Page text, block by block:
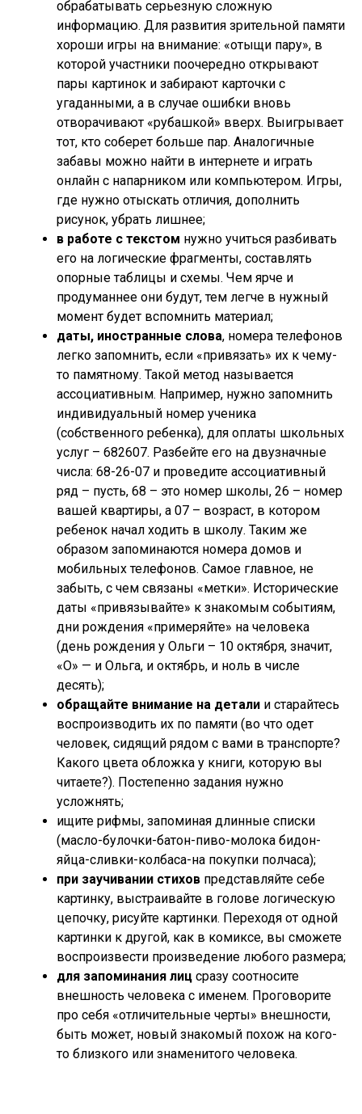
обрабатывать серьезную сложную
информацию. Для развития зрительной памяти
хороши игры на внимание: «отыщи пару», в
которой участники поочередно открывают
пары картинок и забирают карточки с
угаданными, а в случае ошибки вновь
отворачивают «рубашкой» вверх. Выигрывает
тот, кто соберет больше пар. Аналогичные
забавы можно найти в интернете и играть
онлайн с напарником или компьютером. Игры,
где нужно отыскать отличия, дополнить
рисунок, убрать лишнее;
в работе с текстом нужно учиться разбивать
его на логические фрагменты, составлять
опорные таблицы и схемы. Чем ярче и
продуманнее они будут, тем легче в нужный
момент будет вспомнить материал;
даты, иностранные слова, номера телефонов
легко запомнить, если «привязать» их к чему-
то памятному. Такой метод называется
ассоциативным. Например, нужно запомнить
индивидуальный номер ученика
(собственного ребенка), для оплаты школьных
услуг – 682607. Разбейте его на двузначные
числа: 68-26-07 и проведите ассоциативный
ряд – пусть, 68 – это номер школы, 26 – номер
вашей квартиры, а 07 – возраст, в котором
ребенок начал ходить в школу. Таким же
образом запоминаются номера домов и
мобильных телефонов. Самое главное, не
забыть, с чем связаны «метки». Исторические
даты «привязывайте» к знакомым событиям,
дни рождения «примеряйте» на человека
(день рождения у Ольги – 10 октября, значит,
«О» — и Ольга, и октябрь, и ноль в числе
десять);
обращайте внимание на детали и старайтесь
воспроизводить их по памяти (во что одет
человек, сидящий рядом с вами в транспорте?
Какого цвета обложка у книги, которую вы
читаете?). Постепенно задания нужно
усложнять;
ищите рифмы, запоминая длинные списки
(масло-булочки-батон-пиво-молока бидон-
яйца-сливки-колбаса-на покупки полчаса);
при заучивании стихов представляйте себе
картинку, выстраивайте в голове логическую
цепочку, рисуйте картинки. Переходя от одной
картинки к другой, как в комиксе, вы сможете
воспроизвести произведение любого размера;
для запоминания лиц сразу соотносите
внешность человека с именем. Проговорите
про себя «отличительные черты» внешности,
быть может, новый знакомый похож на кого-
то близкого или знаменитого человека.